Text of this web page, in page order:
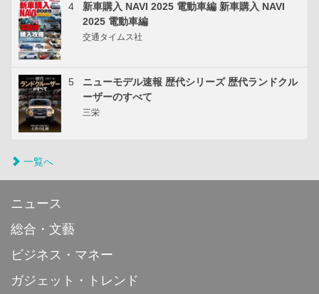
4
新車購入 NAVI 2025 電動車編 新車購入 NAVI
2025 電動車編
交通タイムス社
5
ニューモデル速報 歴代シリーズ 歴代ランドクル
ーザーのすべて
三栄
一覧へ
ニュース
総合・文藝
ビジネス・マネー
ガジェット・トレンド